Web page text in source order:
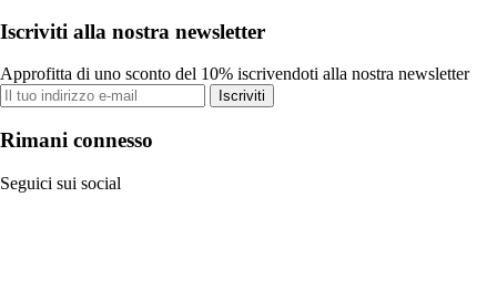
Iscriviti alla nostra newsletter
Approfitta di uno sconto del 10% iscrivendoti alla nostra newsletter
Iscriviti
Rimani connesso
Seguici sui social